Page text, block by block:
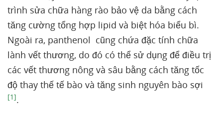
trình sửa chữa hàng rào bảo vệ da bằng cách
tăng cường tổng hợp lipid và biệt hóa biểu bì.
Ngoài ra, panthenol cũng chứa đặc tính chữa
lành vết thương, do đó có thể sử dụng để điều trị
các vết thương nông và sâu bằng cách tăng tốc
độ thay thế tế bào và tăng sinh nguyên bào sợi
[1].